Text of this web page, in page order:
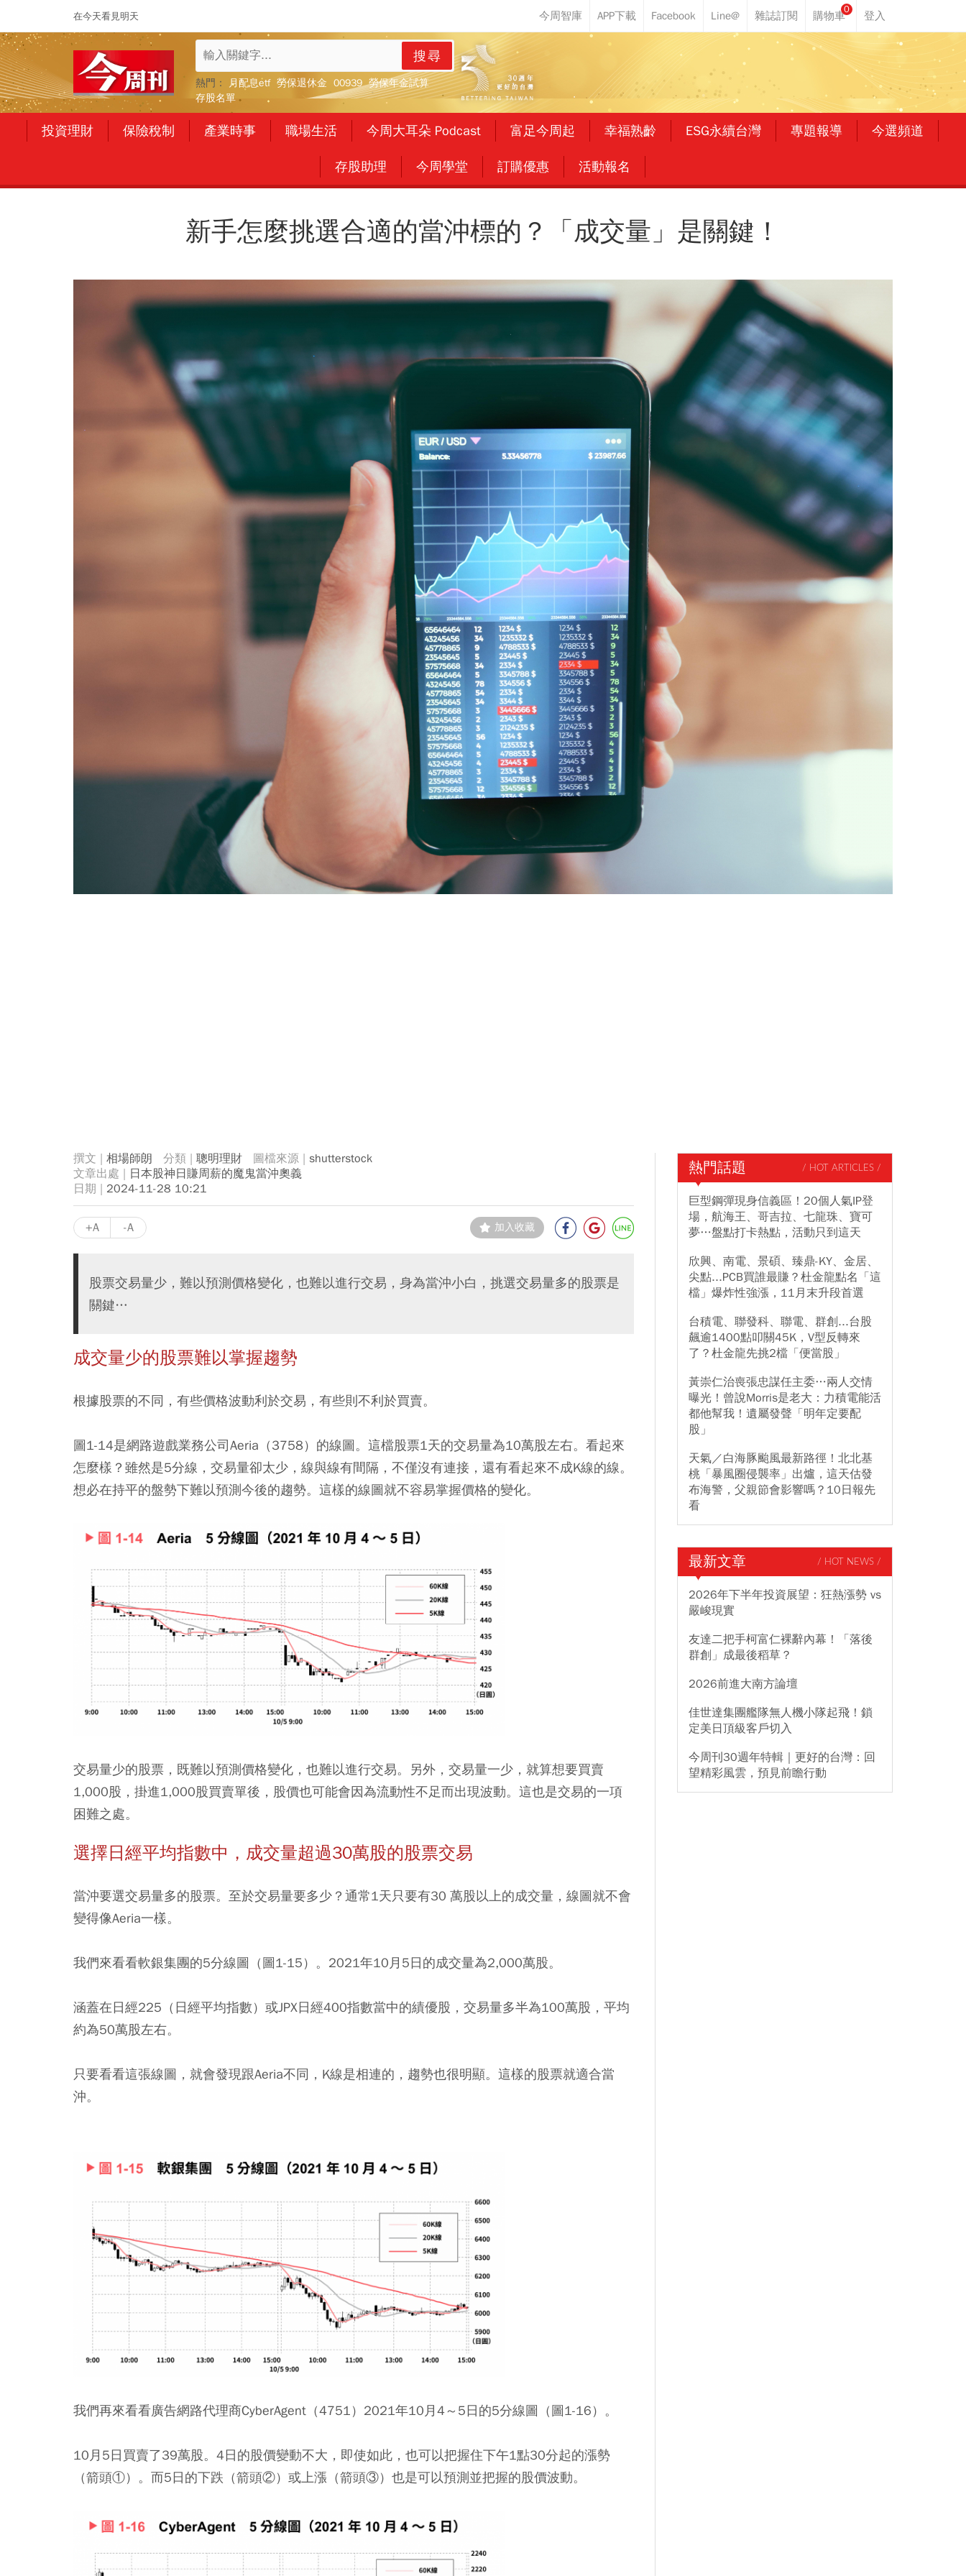
在今天看見明天
0
搜尋
熱門： 月配息etf 勞保退休金 00939 勞保年金試算
存股名單
投資理財 保險稅制 產業時事 職場生活 今周大耳朵 Podcast 富足今周起 幸福熟齡 ESG永續台灣 專題報導 今選頻道
存股助理 今周學堂 訂購優惠 活動報名
新手怎麼挑選合適的當沖標的？「成交量」是關鍵！
相場師朗 聰明理財
shutterstock
日本股神日賺周薪的魔鬼當沖奧義
2024-11-28 10:21
+A -A 加入收藏
股票交易量少，難以預測價格變化，也難以進行交易，身為當沖小白，挑選交易量多的股票是
關鍵…
成交量少的股票難以掌握趨勢
根據股票的不同，有些價格波動利於交易，有些則不利於買賣。
圖1-14是網路遊戲業務公司Aeria（3758）的線圖。這檔股票1天的交易量為10萬股左右。看起來
怎麼樣？雖然是5分線，交易量卻太少，線與線有間隔，不僅沒有連接，還有看起來不成K線的線。
想必在持平的盤勢下難以預測今後的趨勢。這樣的線圖就不容易掌握價格的變化。
交易量少的股票，既難以預測價格變化，也難以進行交易。另外，交易量一少，就算想要買賣
1,000股，掛進1,000股買賣單後，股價也可能會因為流動性不足而出現波動。這也是交易的一項
困難之處。
選擇日經平均指數中，成交量超過30萬股的股票交易
當沖要選交易量多的股票。至於交易量要多少？通常1天只要有30 萬股以上的成交量，線圖就不會
變得像Aeria一樣。
我們來看看軟銀集團的5分線圖（圖1-15）。2021年10月5日的成交量為2,000萬股。
涵蓋在日經225（日經平均指數）或JPX日經400指數當中的績優股，交易量多半為100萬股，平均
約為50萬股左右。
只要看看這張線圖，就會發現跟Aeria不同，K線是相連的，趨勢也很明顯。這樣的股票就適合當
沖。
我們再來看看廣告網路代理商CyberAgent（4751）2021年10月4～5日的5分線圖（圖1-16）。
10月5日買賣了39萬股。4日的股價變動不大，即使如此，也可以把握住下午1點30分起的漲勢
（箭頭①）。而5日的下跌（箭頭②）或上漲（箭頭③）也是可以預測並把握的股價波動。
熱門話題 / HOT ARTICLES /
巨型鋼彈現身信義區！20個人氣IP登
場，航海王、哥吉拉、七龍珠、寶可
夢…盤點打卡熱點，活動只到這天
欣興、南電、景碩、臻鼎-KY、金居、
尖點...PCB買誰最賺？杜金龍點名「這
檔」爆炸性強漲，11月末升段首選
台積電、聯發科、聯電、群創...台股
飆逾1400點叩關45K，V型反轉來
了？杜金龍先挑2檔「便當股」
黃崇仁治喪張忠謀任主委…兩人交情
曝光！曾說Morris是老大：力積電能活
都他幫我！遺屬發聲「明年定要配
股」
天氣／白海豚颱風最新路徑！北北基
桃「暴風圈侵襲率」出爐，這天估發
布海警，父親節會影響嗎？10日報先
看
最新文章 / HOT NEWS /
2026年下半年投資展望：狂熱漲勢 vs
嚴峻現實
友達二把手柯富仁裸辭內幕！「落後
群創」成最後稻草？
2026前進大南方論壇
佳世達集團艦隊無人機小隊起飛！鎖
定美日頂級客戶切入
今周刊30週年特輯｜更好的台灣：回
望精彩風雲，預見前瞻行動